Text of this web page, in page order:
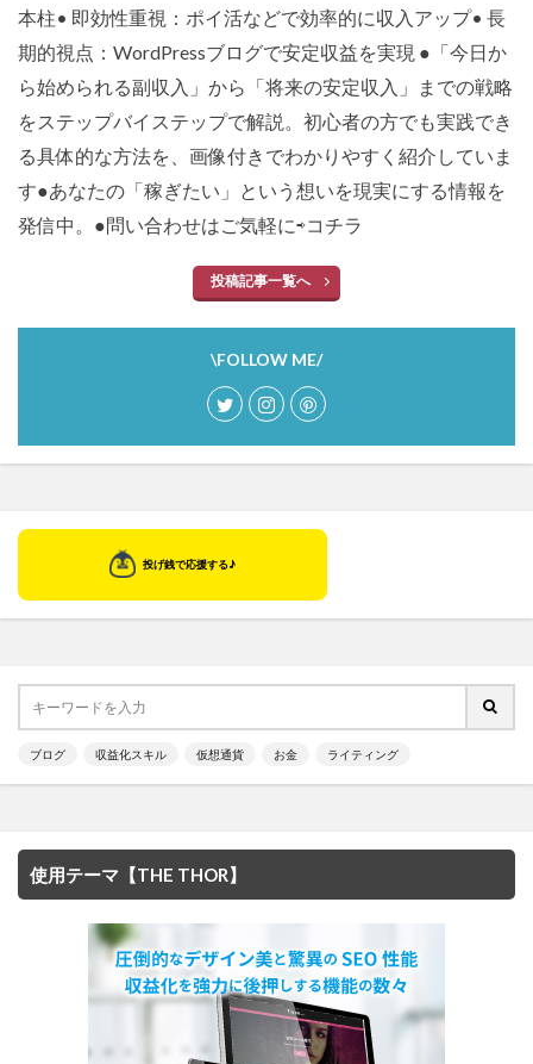
本柱• 即効性重視：ポイ活などで効率的に収入アップ• 長
期的視点：WordPressブログで安定収益を実現 ●「今日か
ら始められる副収入」から「将来の安定収入」までの戦略
をステップバイステップで解説。初心者の方でも実践でき
る具体的な方法を、画像付きでわかりやすく紹介していま
す●あなたの「稼ぎたい」という想いを現実にする情報を
発信中。●問い合わせはご気軽に⇨コチラ
投稿記事一覧へ
\FOLLOW ME/
ブログ 収益化スキル 仮想通貨 お金 ライティング
使用テーマ【THE THOR】